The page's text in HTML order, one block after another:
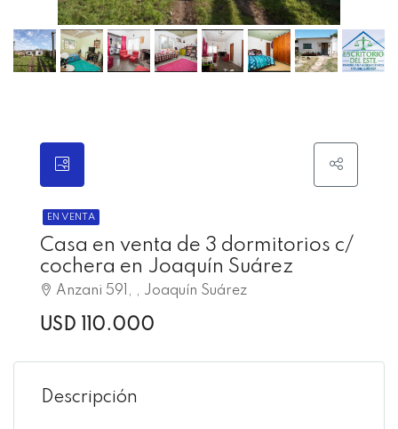
EN VENTA
Casa en venta de 3 dormitorios c/
cochera en Joaquín Suárez
Anzani 591, , Joaquín Suárez
USD 110.000
Descripción